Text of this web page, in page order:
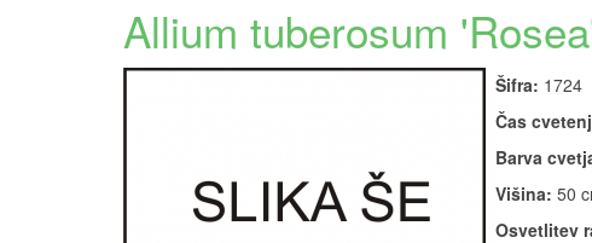
Allium tuberosum
Šifra: 1724
Čas
Barva
Višina: 50
Osvetlitev